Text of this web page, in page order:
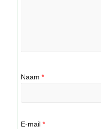
Naam *
E-mail *